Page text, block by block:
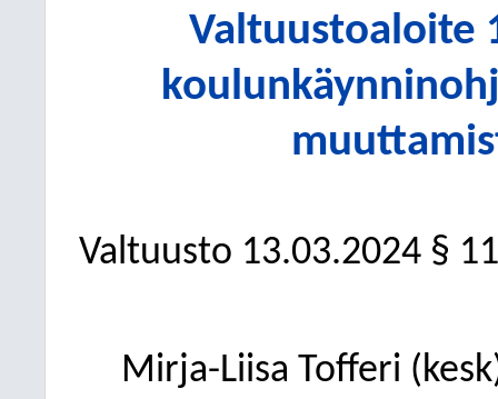
Valtuustoaloite
Valtuusto 13.03.2024 § 11
Mirja-Liisa Tofferi